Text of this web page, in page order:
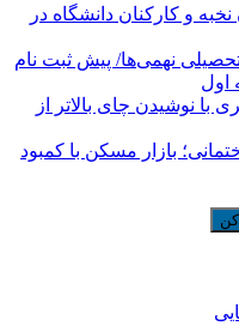
و کارکنان دانشگاه در
هدایت تحصیلی نهمی‌ها/ پیش ثبت نام
با نوشیدن چای بالاتر از
بازار مسکن با کمبود